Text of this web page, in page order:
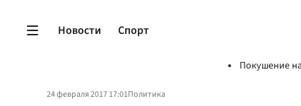
Новости Спорт
Покушение
24 февраля 2017 17:01Политика